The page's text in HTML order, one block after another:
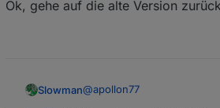
Ok, gehe auf die alte Version
Slowman@apollon77